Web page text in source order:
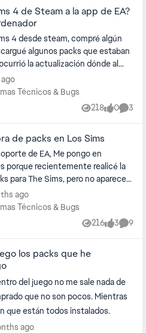
que aceptar que nos gusta a
claramente sentiremos un poco o
eso...así que deberían de ser
tema
4 de Steam a la app de EA?
4 desde steam, compré algún
algunos packs que estaban
la app de ea. Entonces empecé
hoy mis sims se
de ea y steam a la vez. Lo cual
no tenga que ejecutar ambos
Técnicos & Bugs
Técnicos & Bugs
218
Views 0
likes 3
de packs en Los Sims
EA, Me pongo en
porque recientemente realicé la
para The Sims, pero no aparecen
en mi cuenta. El pago sí
y el monto ya fue
sin embargo, el contenido no
Quedo atento/a
Saludos cordiales,
ago
Técnicos & Bugs
Técnicos & Bugs
216
Views 3
likes 9
los packs que he
del juego no me sale nada de
que no son pocos. Mientras
que están todos instalados.
ago